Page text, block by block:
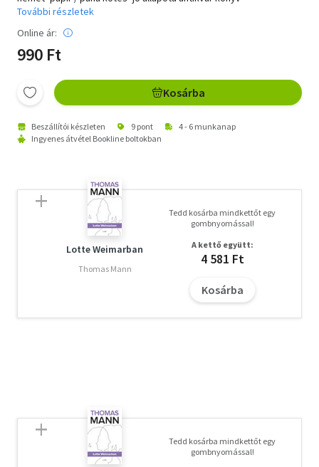
További részletek
Online ár:
990 Ft
Kosárba
Beszállítói készleten 9 pont
4 - 6 munkanap
Ingyenes átvétel Bookline boltokban
Lotte Weimarban
Thomas Mann
Tedd kosárba mindkettőt egy
gombnyomással!
A kettő együtt:
4 581 Ft
Kosárba
Tedd kosárba mindkettőt egy
gombnyomással!